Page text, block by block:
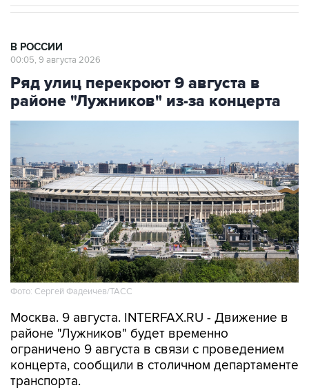
В РОССИИ
00:05, 9 августа 2026
Ряд улиц перекроют 9 августа в
районе "Лужников" из-за концерта
Фото: Сергей Фадеичев/ТАСС
Москва. 9 августа. INTERFAX.RU - Движение в
районе "Лужников" будет временно
ограничено 9 августа в связи с проведением
концерта, сообщили в столичном департаменте
транспорта.